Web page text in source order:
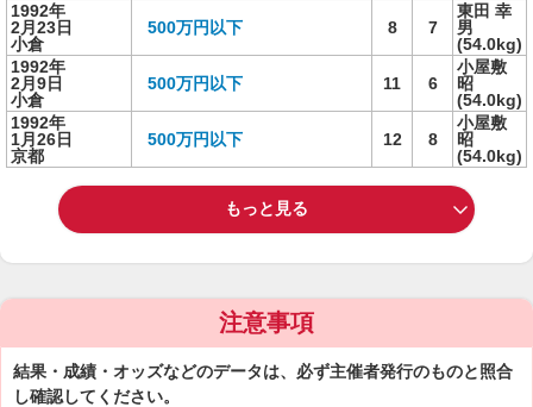
1992年
2月23日
小倉
500万円以下 8 7
東田 幸
男
(54.0kg)
1992年
2月9日
小倉
500万円以下 11 6
小屋敷
昭
(54.0kg)
1992年
1月26日
京都
500万円以下 12 8
小屋敷
昭
(54.0kg)
もっと見る
注意事項
結果・成績・オッズなどのデータは、必ず主催者発行のものと照合
し確認してください。